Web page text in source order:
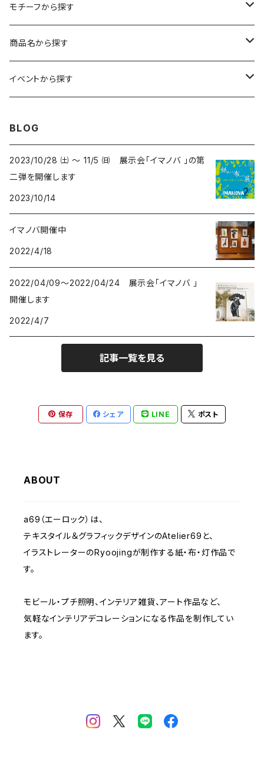
kuusou-kitte（空想切手・フレーム付）
レギュラーサイズ
コンパクトサイズ
イラスト（フレーム付）
サイン付イラスト（フレーム付）
プリント
ファブリックポスター
ガーゼスカーフ
てぬぐい
モチーフから探す
キャンプ - CAMPING
サーカス- CIRCUS
イヌ-DOGS
シカ - DEERS
商品名から探す
kirie-deco
イベントから探す
2013 きのうのすきま2
2013 a69かみもの展
BLOG
2023/10/28 ㈯ ～ 11/5 ㈰ 展示会「イマノバ 」の第
二弾を開催します
2023/10/14
イマノバ開催中
2022/4/18
2022/04/09～2022/04/24 展示会「イマノバ 」
開催します
2022/4/7
記事一覧を見る
保存 シェア LINE ポスト
ABOUT
a69（エーロック）は、
テキスタイル＆グラフィックデザインのAtelier69と、
イラストレーターのRyoojingが制作する紙・布・灯作品で
す。
モビール・プチ照明、インテリア雑貨、アート作品など、
気軽なインテリアデコレーションになる作品を制作してい
ます。